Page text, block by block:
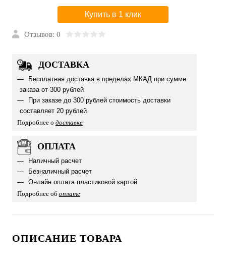
Купить в 1 клик
Отзывов: 0
ДОСТАВКА
Бесплатная доставка в пределах МКАД при сумме
заказа от 300 рублей
При заказе до 300 рублей стоимость доставки
составляет 20 рублей
Подробнее о доставке
ОПЛАТА
Наличный расчет
Безналичный расчет
Онлайн оплата пластиковой картой
Подробнее об оплате
ОПИСАНИЕ ТОВАРА